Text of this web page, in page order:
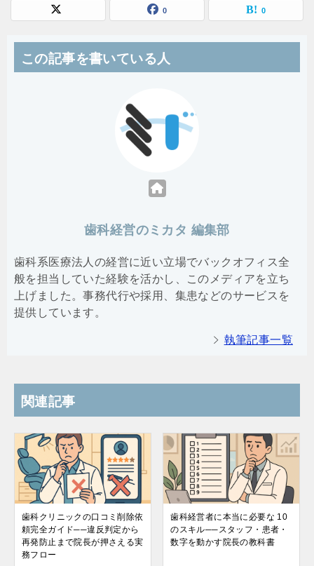
0 0
この記事を書いている人
歯科経営のミカタ 編集部
歯科系医療法人の経営に近い立場でバックオフィス全
般を担当していた経験を活かし、このメディアを立ち
上げました。事務代行や採用、集患などのサービスを
提供しています。
執筆記事一覧
関連記事
歯科クリニックの口コミ削除依
頼完全ガイド──違反判定から
再発防止まで院長が押さえる実
務フロー
歯科経営者に本当に必要な 10
のスキル──スタッフ・患者・
数字を動かす院長の教科書